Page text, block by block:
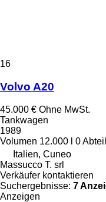
16
Volvo A20
45.000 € Ohne MwSt.
Tankwagen
1989
Volumen 12.000 l
0 Abteil
Italien, Cuneo
Massucco T. srl
Verkäufer kontaktieren
Suchergebnisse: 7
Anzeigen